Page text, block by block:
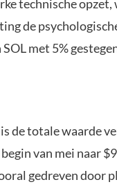
technische
de
met 5%
is de totale waarde
van mei naar
gedreven door